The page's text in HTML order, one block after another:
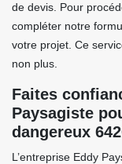
de devis. Pour
compléter notre
votre projet. Ce
non plus.
Faites
Paysagiste
dangereux
L’entreprise Eddy